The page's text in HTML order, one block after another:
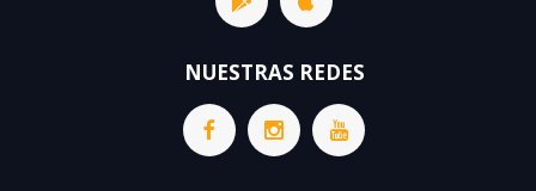
NUESTRAS REDES